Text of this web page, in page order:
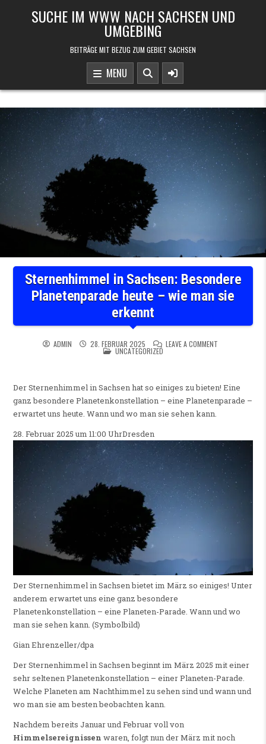
SUCHE IM WWW NACH SACHSEN UND
UMGEBING
BEITRÄGE MIT BEZUG ZUM GEBIET SACHSEN
MENU
Sternenhimmel in Sachsen: Besondere
Planetenparade heute – wie man sie
erkennt
ADMIN 28. FEBRUAR 2025 LEAVE A COMMENTON
POSTED IN
UNCATEGORIZED
Der Sternenhimmel in Sachsen hat so einiges zu bieten! Eine
ganz besondere Planetenkonstellation – eine Planetenparade –
erwartet uns heute. Wann und wo man sie sehen kann.
28. Februar 2025 um 11:00 UhrDresden
Der Sternenhimmel in Sachsen bietet im März so einiges! Unter
anderem erwartet uns eine ganz besondere
Planetenkonstellation – eine Planeten-Parade. Wann und wo
man sie sehen kann. (Symbolbild)
Gian Ehrenzeller/dpa
Der Sternenhimmel in Sachsen beginnt im März 2025 mit einer
sehr seltenen Planetenkonstellation – einer Planeten-Parade.
Welche Planeten am Nachthimmel zu sehen sind und wann und
wo man sie am besten beobachten kann.
Nachdem bereits Januar und Februar voll von
Himmelsereignissen waren, folgt nun der März mit noch